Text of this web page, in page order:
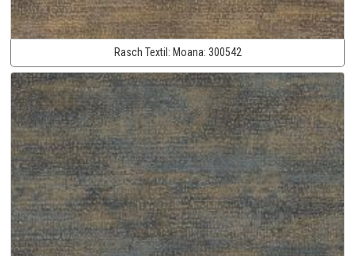
Rasch Textil: Moana: 300542